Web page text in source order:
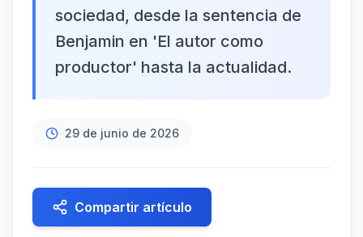
sociedad, desde la sentencia de
Benjamin en 'El autor como
productor' hasta la actualidad.
29 de junio de 2026
Compartir artículo